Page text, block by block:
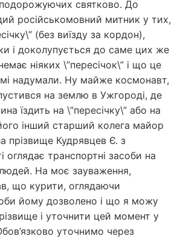
святково. До
російськомовний митник у тих,
(без виїзду за кордон),
і доколупується до саме цих же
ніяких \”пересічок\” і що це
надумали. Ну майже космонавт,
на землю в Ужгороді, де
їздить на \”пересічку\” або на
інший старший колега майор
прізвище Кудрявцев Є. з
оглядає транспортні засоби на
На моє зауваження,
що курити, оглядаючи
йому дозволено і що я можу
і уточнити цей момент у
уточнимо через